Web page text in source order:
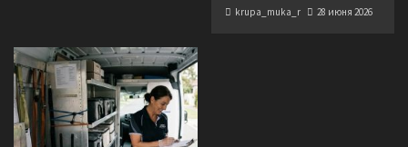
krupa_muka_r 28 июня 2026